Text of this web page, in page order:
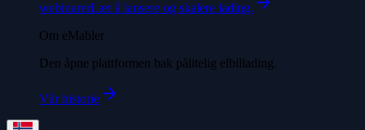
webinarerLær å lansere og skalere lading.
Om eMabler
Den åpne plattformen bak pålitelig elbillading.
Vår historie